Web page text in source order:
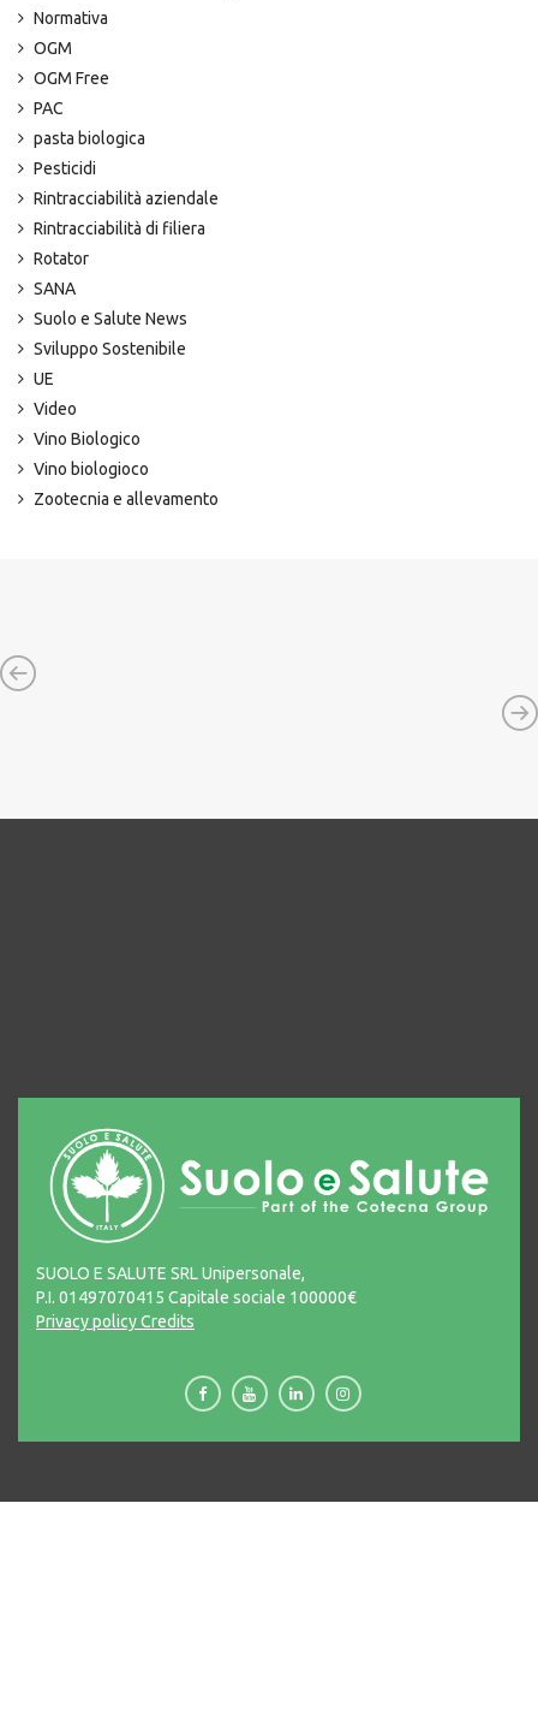
Normativa
OGM
OGM Free
PAC
pasta biologica
Pesticidi
Rintracciabilità aziendale
Rintracciabilità di filiera
Rotator
SANA
Suolo e Salute News
Sviluppo Sostenibile
UE
Video
Vino Biologico
Vino biologioco
Zootecnia e allevamento
SUOLO E SALUTE SRL Unipersonale,
P.I. 01497070415 Capitale sociale 100000€
Privacy policyCredits